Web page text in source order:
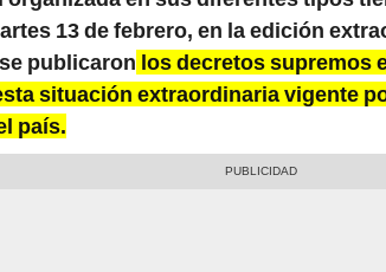
13 de febrero, en la edición
publicaron los decretos supremos
situación extraordinaria vigente
país.